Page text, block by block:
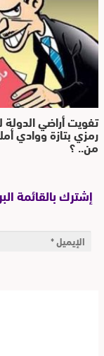
تفويت أراضي الدولة
رمزي بتازة ووادي
من.. ؟
إشترك بالقائمة